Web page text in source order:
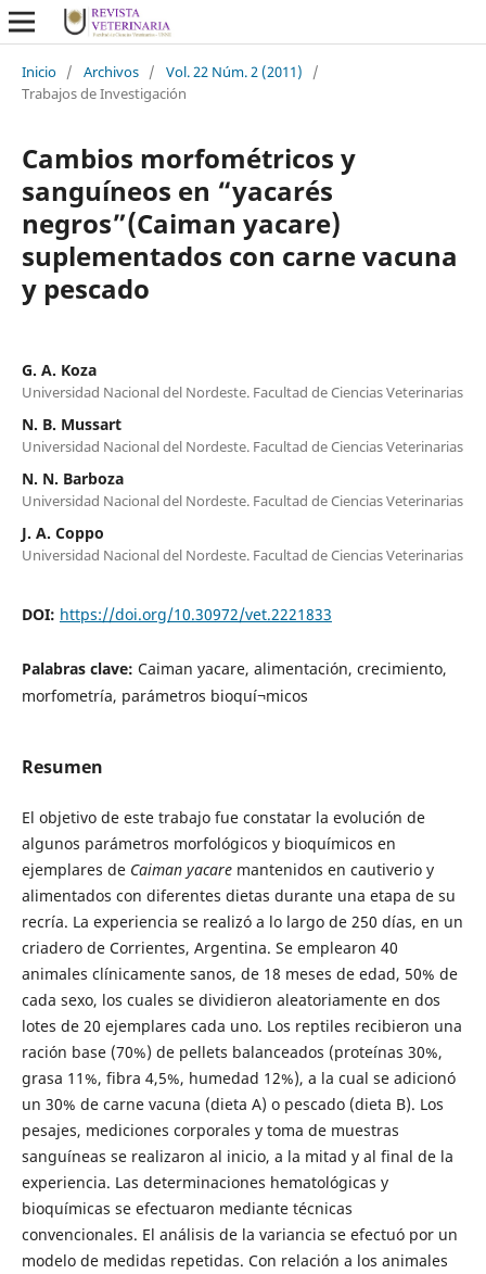
Inicio / Archivos / Vol. 22 Núm. 2 (2011)
/
Trabajos de Investigación
Cambios morfométricos y
sanguíneos en “yacarés
negros”(Caiman yacare)
suplementados con carne vacuna
y pescado
G. A. Koza
Universidad Nacional del Nordeste. Facultad de Ciencias Veterinarias
N. B. Mussart
Universidad Nacional del Nordeste. Facultad de Ciencias Veterinarias
N. N. Barboza
Universidad Nacional del Nordeste. Facultad de Ciencias Veterinarias
J. A. Coppo
Universidad Nacional del Nordeste. Facultad de Ciencias Veterinarias
DOI: https://doi.org/10.30972/vet.2221833
Palabras clave: Caiman yacare, alimentación, crecimiento,
morfometría, parámetros bioquí¬micos
Resumen
El objetivo de este trabajo fue constatar la evolución de
algunos pará­metros morfológicos y bioquímicos en
ejemplares de Caiman yacare mantenidos en cautiverio y
alimentados con diferentes dietas durante una etapa de su
recría. La experiencia se realizó a lo largo de 250 días, en un
criadero de Corrientes, Argentina. Se emplearon 40
animales clíni­camente sanos, de 18 meses de edad, 50% de
cada sexo, los cuales se dividieron aleatoriamente en dos
lotes de 20 ejemplares cada uno. Los reptiles recibieron una
ración base (70%) de pellets balanceados (proteínas 30%,
grasa 11%, fibra 4,5%, humedad 12%), a la cual se adicionó
un 30% de carne vacuna (dieta A) o pescado (dieta B). Los
pesajes, mediciones corporales y toma de muestras
sanguíneas se realizaron al inicio, a la mitad y al final de la
experiencia. Las de­terminaciones hematológicas y
bioquímicas se efectuaron mediante técnicas
convencionales. El análisis de la variancia se efectuó por un
modelo de medidas repetidas. Con relación a los animales